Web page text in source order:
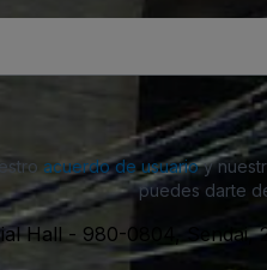
acuerdo de usuarioy
puedes darte
Hall - 980-0804, Sendai,